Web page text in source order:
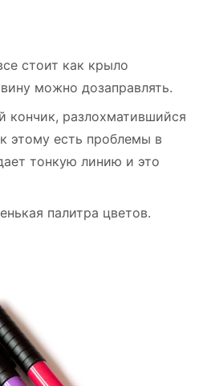
стоит как крыло
можно дозаправлять.
кончик, разлохматившийся
этому есть проблемы в
тонкую линию и это
палитра цветов.